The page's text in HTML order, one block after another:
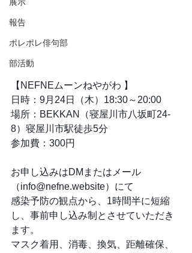
報告
ポレポレ俳句部
部活動
【NEFNEムーンねやがわ 】
日時：9月24日（木）18:30～20:00
場所：BEKKAN（寝屋川市八坂町24-
8）寝屋川市駅徒歩5分
参加費：300円
お申し込みはDMまたはメール
（info@nefne.website）にて
感染予防の観点から、1時間半に短縮
し、事前申し込み制とさせていただき
ます。
マスク着用、消毒、換気、距離確保、